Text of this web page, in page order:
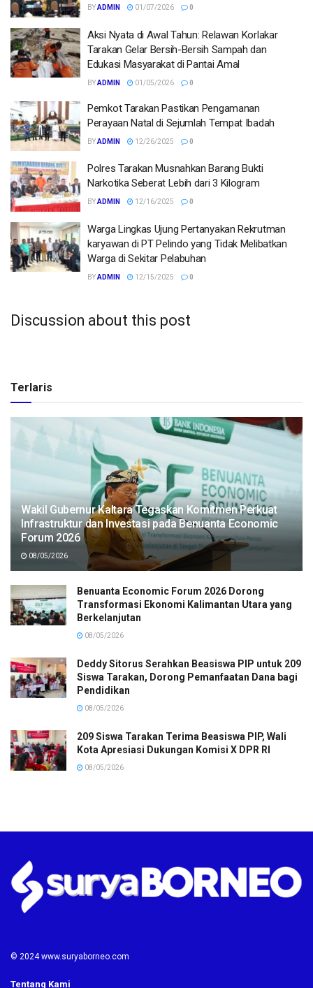
BYADMIN 01/07/2026 0
Aksi Nyata di Awal Tahun: Relawan Korlakar
Tarakan Gelar Bersih-Bersih Sampah dan
Edukasi Masyarakat di Pantai Amal
BYADMIN 01/05/2026 0
Pemkot Tarakan Pastikan Pengamanan
Perayaan Natal di Sejumlah Tempat Ibadah
BYADMIN 12/26/2025 0
Polres Tarakan Musnahkan Barang Bukti
Narkotika Seberat Lebih dari 3 Kilogram
BYADMIN 12/16/2025 0
Warga Lingkas Ujung Pertanyakan Rekrutman
karyawan di PT Pelindo yang Tidak Melibatkan
Warga di Sekitar Pelabuhan
BYADMIN 12/15/2025 0
Discussion about this post
Terlaris
Wakil Gubernur Kaltara Tegaskan Komitmen Perkuat
Infrastruktur dan Investasi pada Benuanta Economic
Forum 2026
08/05/2026
Benuanta Economic Forum 2026 Dorong
Transformasi Ekonomi Kalimantan Utara yang
Berkelanjutan
08/05/2026
Deddy Sitorus Serahkan Beasiswa PIP untuk 209
Siswa Tarakan, Dorong Pemanfaatan Dana bagi
Pendidikan
08/05/2026
209 Siswa Tarakan Terima Beasiswa PIP, Wali
Kota Apresiasi Dukungan Komisi X DPR RI
08/05/2026
© 2024 www.suryaborneo.com
Tentang Kami